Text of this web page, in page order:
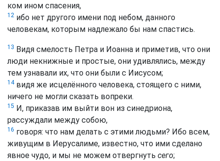
ком ином спасения,
12 ибо нет другого имени под небом, данного
человекам, которым надлежало бы нам спастись.
13 Видя смелость Петра и Иоанна и приметив, что они
люди некнижные и простые, они удивлялись, между
тем узнавали их, что они были с Иисусом;
14видя же исцелённого человека, стоящего с ними,
ничего не могли сказать вопреки.
15 И, приказав им выйти вон из синедриона,
рассуждали между собою,
16 говоря: что нам делать с этими людьми? Ибо всем,
живущим в Иерусалиме, известно, что ими сделано
явное чудо, и мы не можем отвергнуть сего;